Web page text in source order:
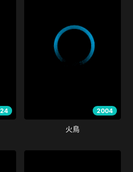
2004
火鳥